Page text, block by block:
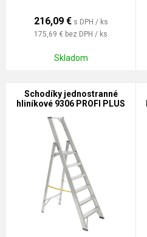
216,09 € s DPH / ks
175,69 € bez DPH / ks
Skladom
Schodíky jednostranné
hliníkové 9306 PROFI PLUS